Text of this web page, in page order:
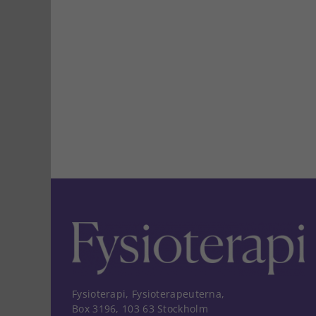
Fysioterapi, Fysioterapeuterna,
Box 3196, 103 63 Stockholm